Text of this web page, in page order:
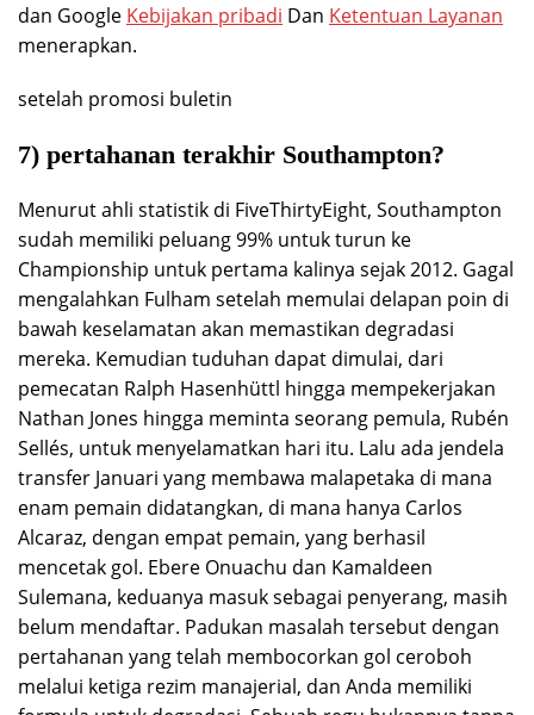
dan Google Kebijakan pribadi Dan Ketentuan Layanan
menerapkan.
setelah promosi buletin
7) pertahanan terakhir Southampton?
Menurut ahli statistik di FiveThirtyEight, Southampton
sudah memiliki peluang 99% untuk turun ke
Championship untuk pertama kalinya sejak 2012. Gagal
mengalahkan Fulham setelah memulai delapan poin di
bawah keselamatan akan memastikan degradasi
mereka. Kemudian tuduhan dapat dimulai, dari
pemecatan Ralph Hasenhüttl hingga mempekerjakan
Nathan Jones hingga meminta seorang pemula, Rubén
Sellés, untuk menyelamatkan hari itu. Lalu ada jendela
transfer Januari yang membawa malapetaka di mana
enam pemain didatangkan, di mana hanya Carlos
Alcaraz, dengan empat pemain, yang berhasil
mencetak gol. Ebere Onuachu dan Kamaldeen
Sulemana, keduanya masuk sebagai penyerang, masih
belum mendaftar. Padukan masalah tersebut dengan
pertahanan yang telah membocorkan gol ceroboh
melalui ketiga rezim manajerial, dan Anda memiliki